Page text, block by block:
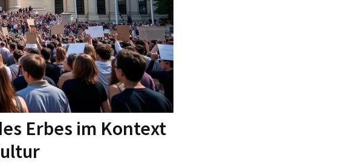
Erbes im Kontext